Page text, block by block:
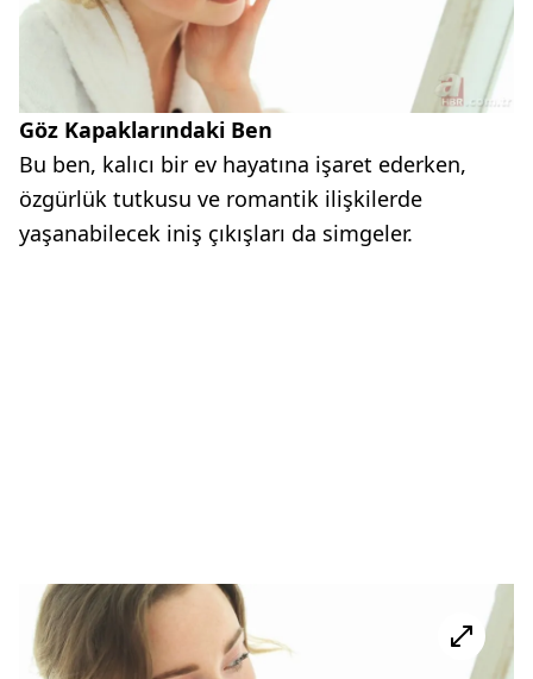
Göz Kapaklarındaki Ben
Bu ben, kalıcı bir ev hayatına işaret ederken,
özgürlük tutkusu ve romantik ilişkilerde
yaşanabilecek iniş çıkışları da simgeler.